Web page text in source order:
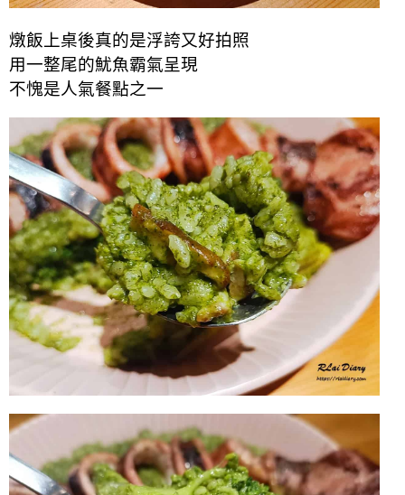
燉飯上桌後真的是浮誇又好拍照
用一整尾的魷魚霸氣呈現
不愧是人氣餐點之一